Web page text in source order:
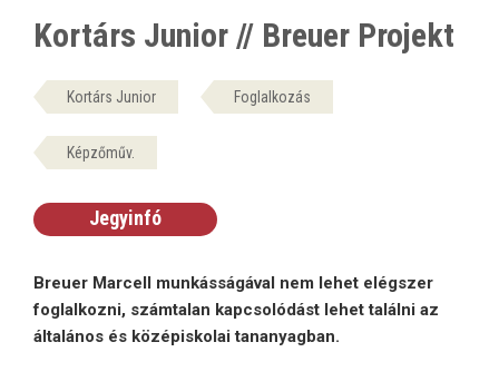
Kortárs Junior // Breuer Projekt
Kortárs Junior Foglalkozás
Képzőműv.
Jegyinfó
Breuer Marcell munkásságával nem lehet elégszer
foglalkozni, számtalan kapcsolódást lehet találni az
általános és középiskolai tananyagban.